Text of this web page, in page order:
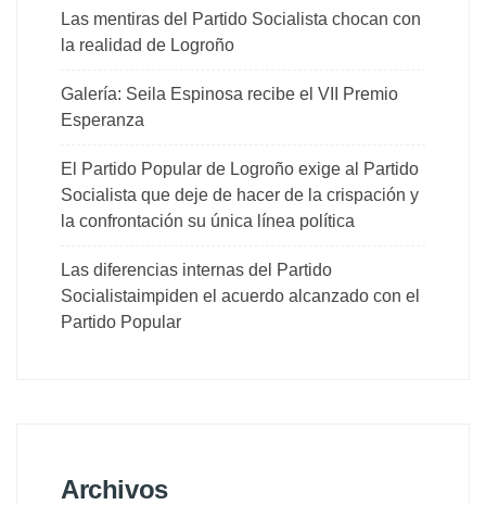
Las mentiras del Partido Socialista chocan con
la realidad de Logroño
Galería: Seila Espinosa recibe el VII Premio
Esperanza
El Partido Popular de Logroño exige al Partido
Socialista que deje de hacer de la crispación y
la confrontación su única línea política
Las diferencias internas del Partido
Socialistaimpiden el acuerdo alcanzado con el
Partido Popular
Archivos